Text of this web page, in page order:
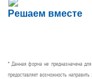
Решаем вместе
Сложности с
Сообщите об этом
* Данная форма не предназначена
предоставляет возможность